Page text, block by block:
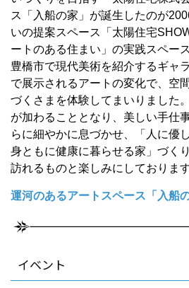
ス「入船の家」が誕生したのが
いの提案スペース「太陽住宅
ートのある住まい」の実践スペー
豊橋市で現代美術を紹介するギャ
で展示されるアートの変化で、空
づくさまを体験してまいりました
が加わることとなり、美しい手仕
らに細やかに息づかせ、「人に優
身ともに健康に暮らせる家」づく
訪れるものと楽しみにしております
運河のあるアートスペース「入船
イベント